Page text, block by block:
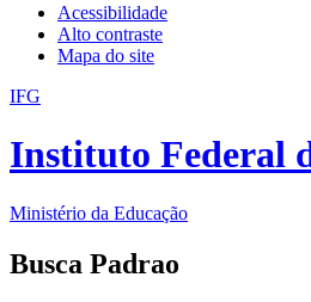
Acessibilidade
Alto contraste
Mapa do site
IFG
Instituto Federal
Ministério da Educação
Busca Padrao